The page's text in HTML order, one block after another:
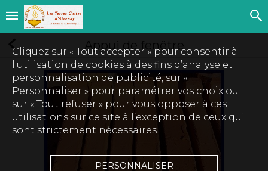
Appui de fenêtre
Cliquez sur « Tout accepter » pour consentir à
l'utilisation de cookies à des fins d’analyse et
personnalisation de publicité, sur «
Personnaliser » pour paramétrer vos choix ou
sur « Tout refuser » pour vous opposer à ces
utilisations sur ce site à l’exception de ceux qui
sont strictement nécessaires.
PERSONNALISER